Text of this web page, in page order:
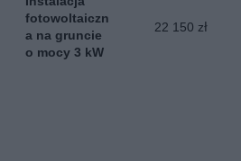
fotowoltaiczn
a na gruncie
o mocy 3 kW
22 150 zł